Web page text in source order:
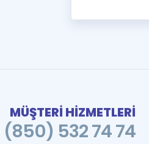
MÜŞTERİ HİZMETLERİ
(850) 532 74 74